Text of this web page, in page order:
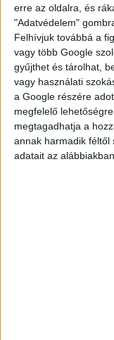
erre az oldalra, és
"Adatvédelem"
Felhívjuk továbbá a
vagy több Google
gyűjthet és tárolhat,
vagy használati
a Google részére
megfelelő
megtagadhatja a
annak harmadik féltől
adatait az
Ami kell hozzá:
minimum 16
függően)
legalább 2
Ha szeretnél egy
összehozható a
jelentkezést!